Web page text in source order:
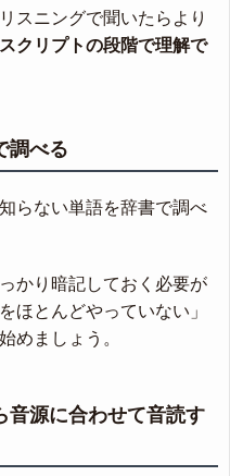
スニングで聞いたらより
クリプトの段階で理解で
調べる
らない単語を辞書で調べ
かり暗記しておく必要が
ほとんどやっていない」
めましょう。
音源に合わせて音読す